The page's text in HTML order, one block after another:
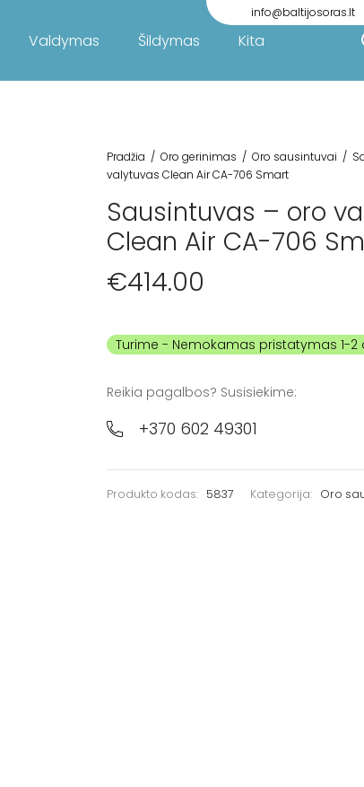
info@baltijosoras.lt
Valdymas Šildymas Kita
Pradžia / Oro gerinimas / Oro sausintuvai /
valytuvas Clean Air CA-706 Smart
Sausintuvas – oro
Clean Air CA-706
€414.00
Turime
Reikia pagalbos? Susisiekime:
+370 602 49301
Produkto kodas: 5837 Kategorija: Oro